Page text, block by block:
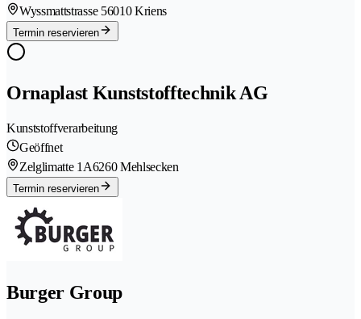
Wyssmattstrasse 56010 Kriens
Termin reservieren
Ornaplast Kunststofftechnik AG
Kunststoffverarbeitung
Geöffnet
Zelglimatte 1A6260 Mehlsecken
Termin reservieren
Burger Group